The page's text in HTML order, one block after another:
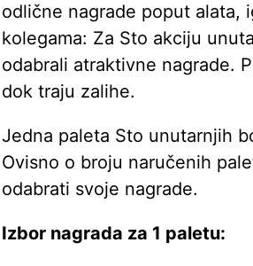
odlične nagrade poput alata,
kolegama: Za Sto akciju
odabrali atraktivne nagrade.
dok traju zalihe.
Jedna paleta Sto unutarnjih
Ovisno o broju naručenih
odabrati svoje nagrade.
Izbor nagrada za 1 paletu: